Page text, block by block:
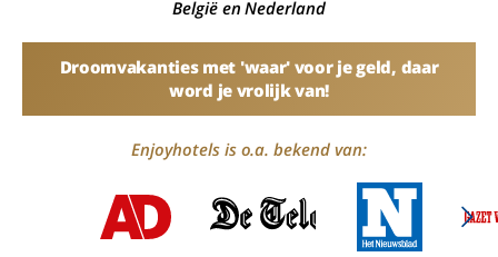
België en Nederland
Droomvakanties met 'waar' voor je geld, daar
word je vrolijk van!
Enjoyhotels is o.a. bekend van: